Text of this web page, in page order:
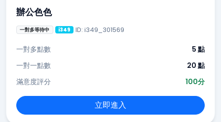
辦公色色
一對多等待中 i349 ID: i349_301569
一對多點數
5 點
一對一點數
20 點
滿意度評分
100分
立即進入